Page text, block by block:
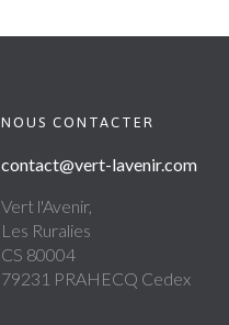
NOUS CONTACTER
contact@vert-lavenir.com
Vert l'Avenir,
Les Ruralies
CS 80004
79231 PRAHECQ Cedex